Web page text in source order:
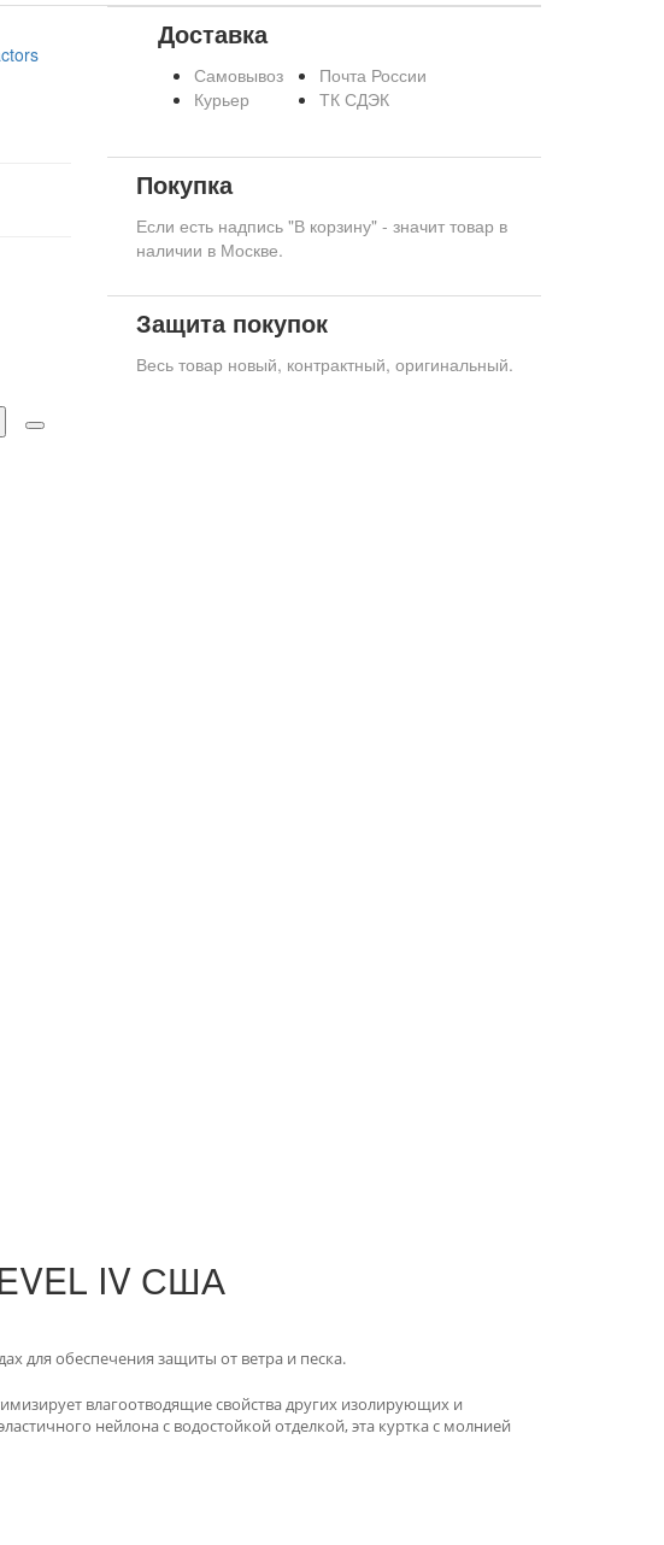
Доставка
Самовывоз
Курьер
Почта России
ТК СДЭК
Покупка
Если есть надпись "В корзину" - значит товар в
наличии в Москве.
Защита покупок
Весь товар новый, контрактный, оригинальный.
IV США
для обеспечения защиты от ветра и песка.
влагоотводящие свойства других изолирующих и
нейлона с водостойкой отделкой, эта куртка с молнией